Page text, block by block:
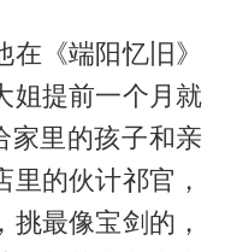
《端阳忆旧》
姐提前一个月就
家里的孩子和亲
的伙计祁官，
最像宝剑的，